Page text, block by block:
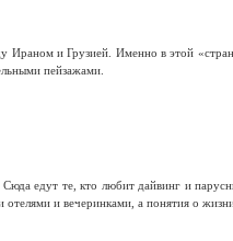
и Грузией. Именно в этой
пейзажами.
едут те, кто любит дайвинг и
и вечеринками, а понятия о